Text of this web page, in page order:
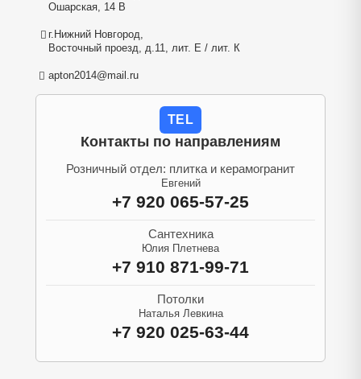
Ошарская, 14 В
г.Нижний Новгород,
Восточный проезд, д.11, лит. Е / лит. К
apton2014@mail.ru
TEL
Контакты по направлениям
Розничный отдел: плитка и керамогранит
Евгений
+7 920 065-57-25
Сантехника
Юлия Плетнева
+7 910 871-99-71
Потолки
Наталья Левкина
+7 920 025-63-44